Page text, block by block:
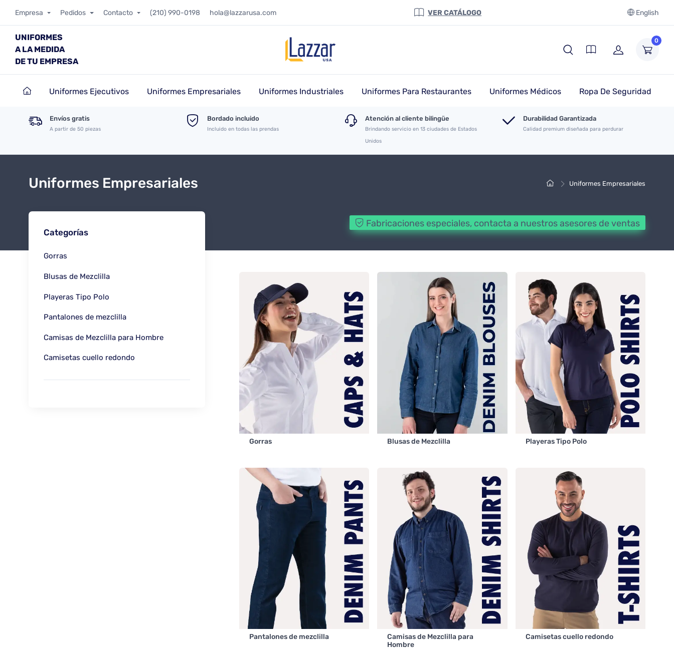
Empresa Pedidos Contacto (210) 990-0198 hola@lazzarusa.com VER CATÁLOGO English
UNIFORMES
A LA MEDIDA
DE TU EMPRESA
0
Uniformes Ejecutivos Uniformes Empresariales Uniformes Industriales Uniformes Para Restaurantes Uniformes Médicos Ropa De Seguridad
Envíos gratis
A partir de 50 piezas
Bordado incluido
Incluido en todas las prendas
Atención al cliente bilingüe
Brindando servicio en 13 ciudades de Estados
Unidos
Durabilidad Garantizada
Calidad premium diseñada para perdurar
Uniformes Empresariales
Uniformes Empresariales
Categorías
Gorras
Blusas de Mezclilla
Playeras Tipo Polo
Pantalones de mezclilla
Camisas de Mezclilla para Hombre
Camisetas cuello redondo
Fabricaciones especiales, contacta a nuestros asesores de ventas
Gorras Blusas de Mezclilla Playeras Tipo Polo
Pantalones de mezclilla
Camisas de Mezclilla para
Hombre
Camisetas cuello redondo